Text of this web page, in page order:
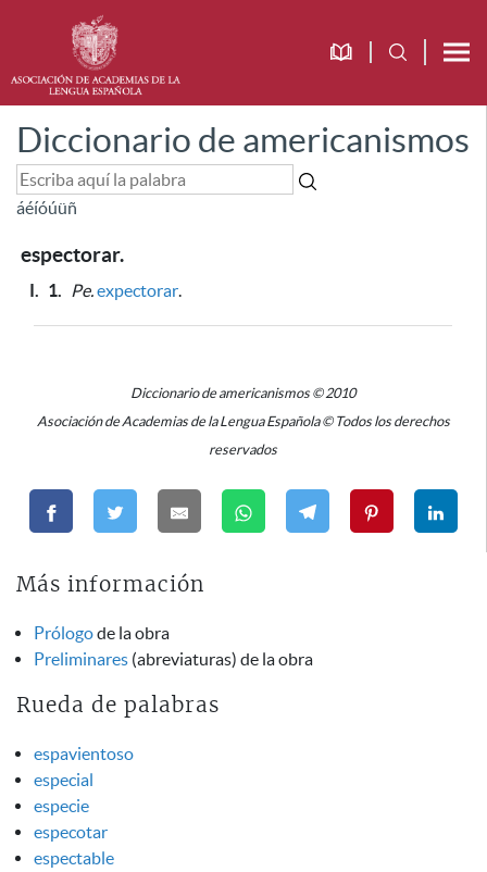
Diccionario de americanismos
áéíóúüñ
espectorar.
I. 1. Pe.expectorar.
Diccionario de americanismos © 2010
Asociación de Academias de la Lengua Española © Todos los derechos
reservados
Más información
Prólogode la obra
Preliminares (abreviaturas) de la obra
Rueda de palabras
espavientoso
especial
especie
especotar
espectable